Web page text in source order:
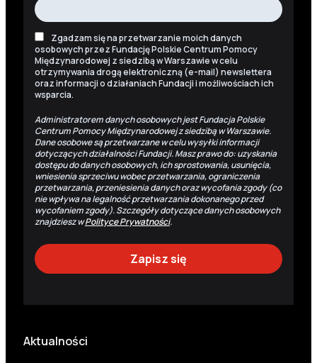
Zgadzam się na przetwarzanie moich danych
osobowych przez Fundację Polskie Centrum Pomocy
Międzynarodowej z siedzibą w Warszawie w celu
otrzymywania drogą elektroniczną (e-mail) newslettera
oraz informacji o działaniach Fundacji i możliwościach ich
wsparcia.
Administratorem danych osobowych jest Fundacja Polskie
Centrum Pomocy Międzynarodowej z siedzibą w Warszawie.
Dane osobowe są przetwarzane w celu wysyłki informacji
dotyczących działalności Fundacji. Masz prawo do: uzyskania
dostępu do danych osobowych, ich sprostowania, usunięcia,
wniesienia sprzeciwu wobec przetwarzania, ograniczenia
przetwarzania, przeniesienia danych oraz wycofania zgody (co
nie wpływa na legalność przetwarzania dokonanego przed
wycofaniem zgody). Szczegóły dotyczące danych osobowych
znajdziesz wPolityce Prywatności.
Aktualności